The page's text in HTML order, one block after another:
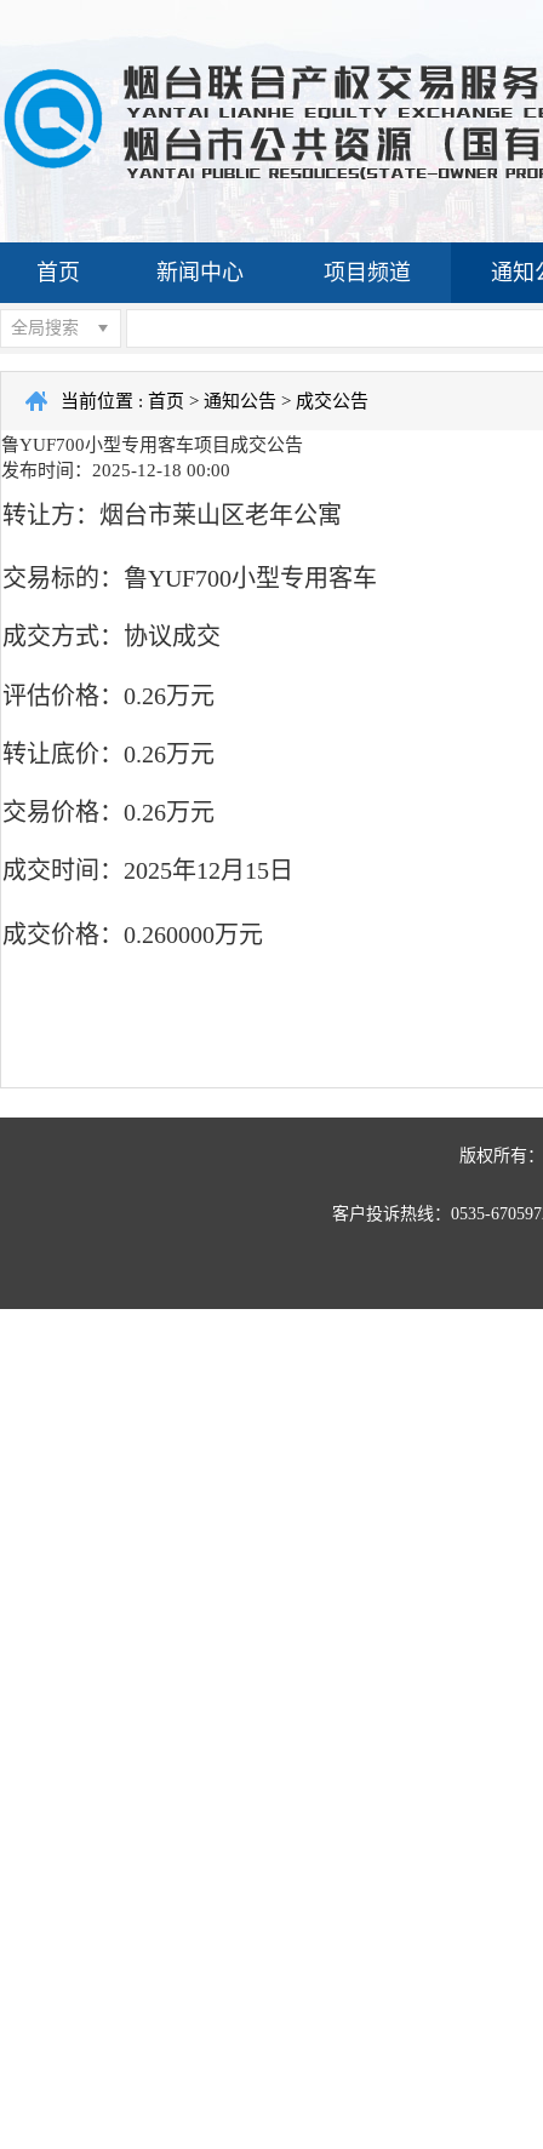
首页 新闻中心 项目频道 通知
全局搜索
当前位置 : 首页 > 通知公告 > 成交公告
鲁YUF700小型专用客车项目成交公告
发布时间：2025-12-18 00:00
转让方：烟台市莱山区老年公寓
交易标的：鲁YUF700小型专用客车
成交方式：协议成交
评估价格：0.26万元
转让底价：0.26万元
交易价格：0.26万元
成交时间：2025年12月15日
成交价格：0.260000万元
版权所有
客户投诉热线：0535-